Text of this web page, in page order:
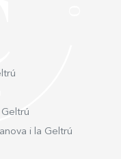
i la Geltrú